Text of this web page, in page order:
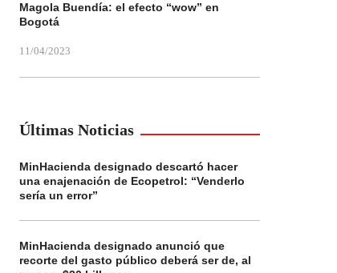
Magola Buendía: el efecto “wow” en
Bogotá
11/04/2023
Últimas Noticias
MinHacienda designado descartó hacer
una enajenación de Ecopetrol: “Venderlo
sería un error”
MinHacienda designado anunció que
recorte del gasto público deberá ser de, al